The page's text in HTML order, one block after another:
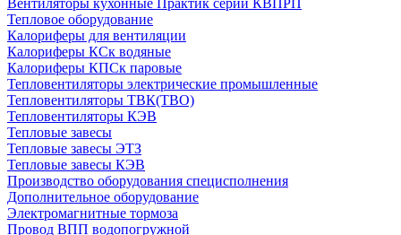
Вентиляторы кухонные Практик серии КВПРП
Тепловое оборудование
Калориферы для вентиляции
Калориферы КСк водяные
Калориферы КПСк паровые
Тепловентиляторы электрические промышленные
Тепловентиляторы ТВК(ТВО)
Тепловентиляторы КЭВ
Тепловые завесы
Тепловые завесы ЭТЗ
Тепловые завесы КЭВ
Производство оборудования специсполнения
Дополнительное оборудование
Электромагнитные тормоза
Провод ВПП водопогружной